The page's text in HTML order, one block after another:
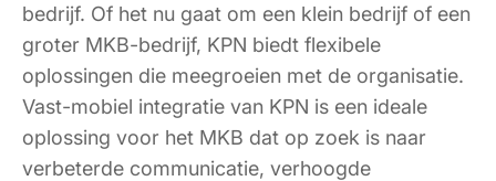
bedrijf. Of het nu gaat om een klein bedrijf of een
groter MKB-bedrijf, KPN biedt flexibele
oplossingen die meegroeien met de organisatie.
Vast-mobiel integratie van KPN is een ideale
oplossing voor het MKB dat op zoek is naar
verbeterde communicatie, verhoogde